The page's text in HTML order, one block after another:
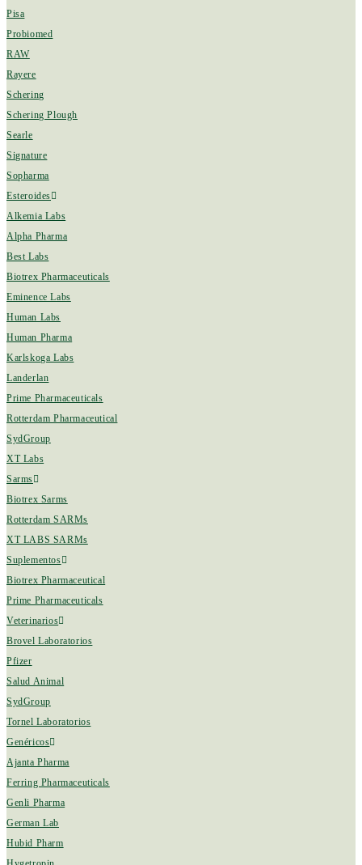
Pisa
Probiomed
RAW
Rayere
Schering
Schering Plough
Searle
Signature
Sopharma
Esteroides
Alkemia Labs
Alpha Pharma
Best Labs
Biotrex Pharmaceuticals
Eminence Labs
Human Labs
Human Pharma
Karlskoga Labs
Landerlan
Prime Pharmaceuticals
Rotterdam Pharmaceutical
SydGroup
XT Labs
Sarms
Biotrex Sarms
Rotterdam SARMs
XT LABS SARMs
Suplementos
Biotrex Pharmaceutical
Prime Pharmaceuticals
Veterinarios
Brovel Laboratorios
Pfizer
Salud Animal
SydGroup
Tornel Laboratorios
Genéricos
Ajanta Pharma
Ferring Pharmaceuticals
Genli Pharma
German Lab
Hubid Pharm